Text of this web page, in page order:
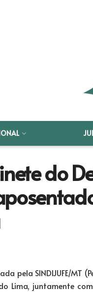
do
pela SINDIJUFE/MT
Lima, juntamente com